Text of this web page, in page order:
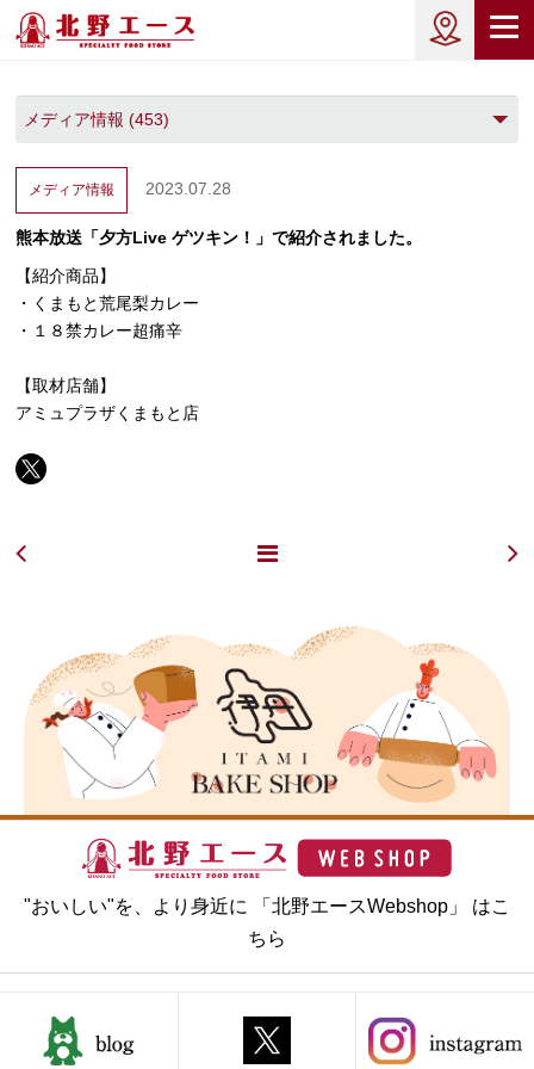
メディア情報 2023.07.28
熊本放送「夕方Live ゲツキン！」で紹介されました。
【紹介商品】
・くまもと荒尾梨カレー
・１８禁カレー超痛辛
【取材店舗】
アミュプラザくまもと店
"おいしい"を、より身近に 「北野エースWebshop」 はこ
ちら